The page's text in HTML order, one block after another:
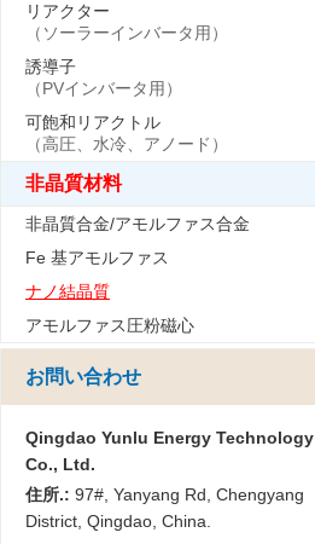
リアクター
（ソーラーインバータ用）
誘導子
（PVインバータ用）
可飽和リアクトル
（高圧、水冷、アノード）
非晶質材料
非晶質合金/アモルファス合金
Fe 基アモルファス
ナノ結晶質
アモルファス圧粉磁心
お問い合わせ
Qingdao Yunlu Energy Technology
Co., Ltd.
住所.: 97#, Yanyang Rd, Chengyang
District, Qingdao, China.